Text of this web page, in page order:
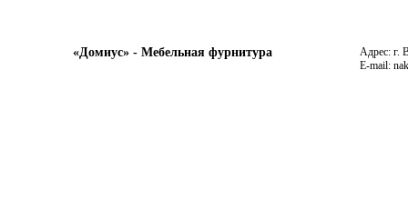
«Домиус» - Мебельная фурнитура
Адрес: г.
E-mail: